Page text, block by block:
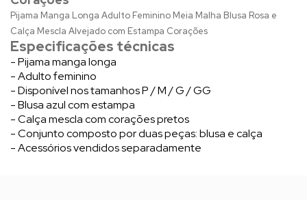
Pijama Manga Longa Adulto Feminino Meia Malha Blusa Rosa e
Calça Mescla Alvejado com Estampa Corações
Especificações técnicas
- Pijama manga longa
- Adulto feminino
- Disponível nos tamanhos P / M / G / GG
- Blusa azul com estampa
- Calça mescla com corações pretos
- Conjunto composto por duas peças: blusa e calça
- Acessórios vendidos separadamente